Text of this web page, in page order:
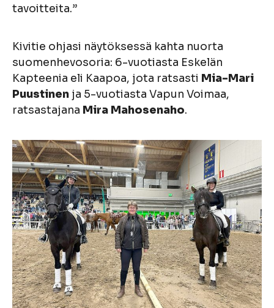
tavoitteita.”
Kivitie ohjasi näytöksessä kahta nuorta
suomenhevosoria: 6-vuotiasta Eskelän
Kapteenia eli Kaapoa, jota ratsasti Mia-Mari
Puustinen ja 5-vuotiasta Vapun Voimaa,
ratsastajana Mira Mahosenaho.